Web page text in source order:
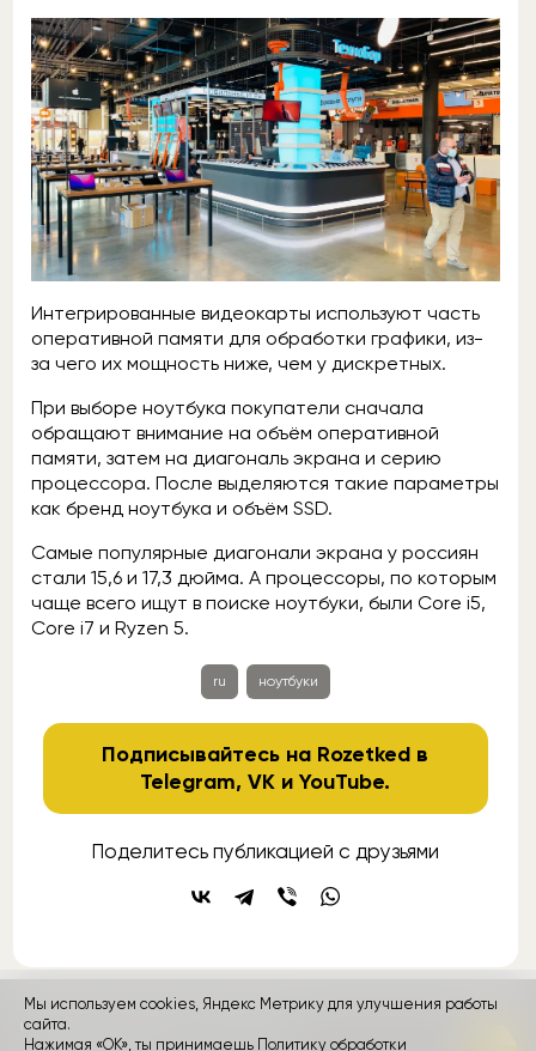
Интегрированные видеокарты используют часть
оперативной памяти для обработки графики, из-
за чего их мощность ниже, чем у дискретных.
При выборе ноутбука покупатели сначала
обращают внимание на объём оперативной
памяти, затем на диагональ экрана и серию
процессора. После выделяются такие параметры
как бренд ноутбука и объём SSD.
Самые популярные диагонали экрана у россиян
стали 15,6 и 17,3 дюйма. А процессоры, по которым
чаще всего ищут в поиске ноутбуки, были Core i5,
Core i7 и Ryzen 5.
ru ноутбуки
Подписывайтесь на Rozetked в
Telegram,VK иYouTube.
Поделитесь публикацией с друзьями
контакты
Мы используем cookies, Яндекс Метрику для улучшения работы
сайта.
Нажимая «ОК», ты принимаешь Политику обработки